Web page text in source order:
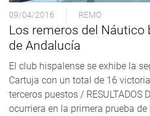
09/04/2016 REMO
Los remeros del Náutico
de Andalucía
El club hispalense se exhibe la
Cartuja con un total de 16
terceros puestos / RESULTADOS
ocurriera en la primera prueba